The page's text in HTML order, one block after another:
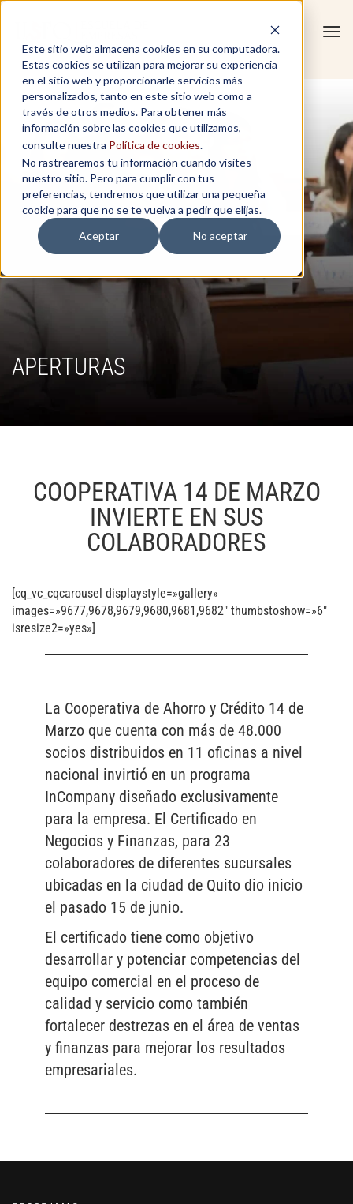
Este sitio web almacena cookies en su computadora.
Estas cookies se utilizan para mejorar su experiencia
en el sitio web y proporcionarle servicios más
personalizados, tanto en este sitio web como a
través de otros medios. Para obtener más
información sobre las cookies que utilizamos,
consulte nuestra Política de cookies.
No rastrearemos tu información cuando visites
nuestro sitio. Pero para cumplir con tus
preferencias, tendremos que utilizar una pequeña
cookie para que no se te vuelva a pedir que elijas.
Aceptar
No aceptar
APERTURAS
COOPERATIVA 14 DE MARZO
INVIERTE EN SUS
COLABORADORES
[cq_vc_cqcarousel displaystyle=»gallery»
images=»9677,9678,9679,9680,9681,9682″ thumbstoshow=»6″
isresize2=»yes»]
La Cooperativa de Ahorro y Crédito 14 de
Marzo que cuenta con más de 48.000
socios distribuidos en 11 oficinas a nivel
nacional invirtió en un programa
InCompany diseñado exclusivamente
para la empresa. El Certificado en
Negocios y Finanzas, para 23
colaboradores de diferentes sucursales
ubicadas en la ciudad de Quito dio inicio
el pasado 15 de junio.
El certificado tiene como objetivo
desarrollar y potenciar competencias del
equipo comercial en el proceso de
calidad y servicio como también
fortalecer destrezas en el área de ventas
y finanzas para mejorar los resultados
empresariales.